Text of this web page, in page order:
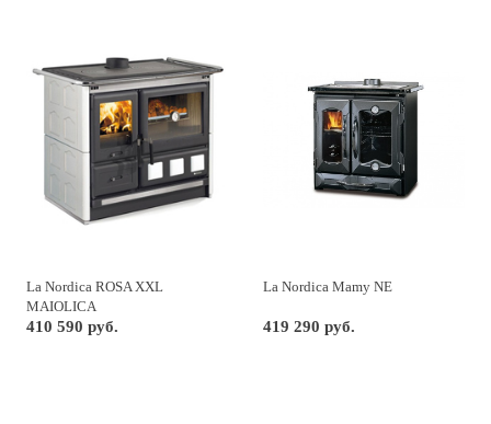
La Nordica ROSA XXL
MAIOLICA
410 590 руб.
La Nordica Mamy NE
419 290 руб.